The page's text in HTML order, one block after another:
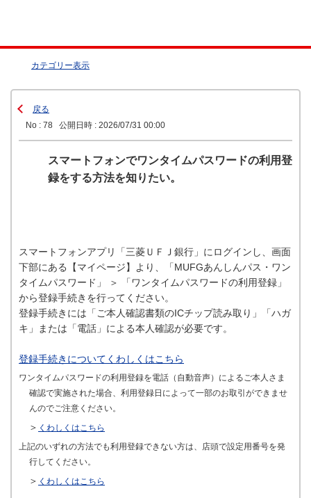
カテゴリー表示
戻る
No : 78
公開日時 : 2026/07/31 00:00
スマートフォンでワンタイムパスワードの利用登
録をする方法を知りたい。
スマートフォンアプリ「三菱ＵＦＪ銀行」にログインし、画面
下部にある【マイページ】より、「MUFGあんしんパス・ワン
タイムパスワード」 ＞ 「ワンタイムパスワードの利用登録」
から登録手続きを行ってください。
登録手続きには「ご本人確認書類のICチップ読み取り」「ハガ
キ」または「電話」による本人確認が必要です。
登録手続きについてくわしくはこちら
ワンタイムパスワードの利用登録を電話（自動音声）によるご本人さま
確認で実施された場合、利用登録日によって一部のお取引ができませ
んのでご注意ください。
＞ くわしくはこちら
上記のいずれの方法でも利用登録できない方は、店頭で設定用番号を発
行してください。
＞ くわしくはこちら